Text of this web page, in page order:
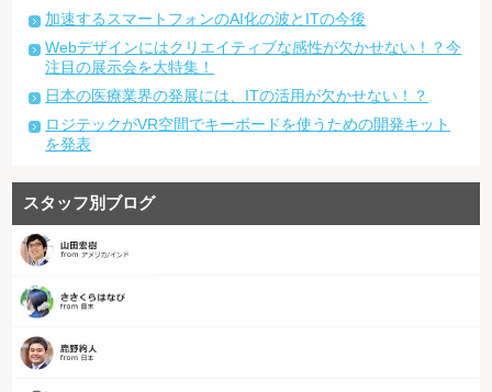
加速するスマートフォンのAI化の波とITの今後
Webデザインにはクリエイティブな感性が欠かせない！？今
注目の展示会を大特集！
日本の医療業界の発展には、ITの活用が欠かせない！？
ロジテックがVR空間でキーボードを使うための開発キット
を発表
スタッフ別ブログ